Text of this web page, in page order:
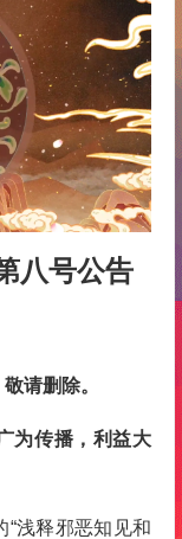
八号公告
请删除。
为传播，利益大
浅释邪恶知见和